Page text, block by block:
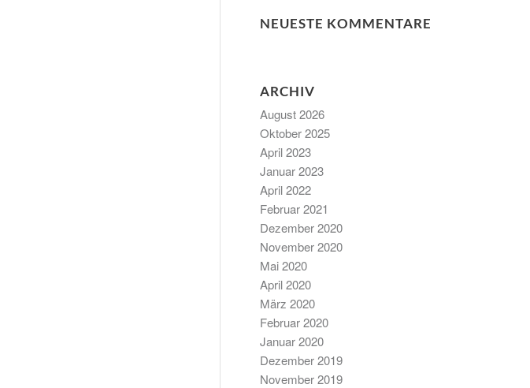
NEUESTE KOMMENTARE
ARCHIV
August 2026
Oktober 2025
April 2023
Januar 2023
April 2022
Februar 2021
Dezember 2020
November 2020
Mai 2020
April 2020
März 2020
Februar 2020
Januar 2020
Dezember 2019
November 2019